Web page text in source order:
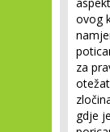
ovog
za
gdje